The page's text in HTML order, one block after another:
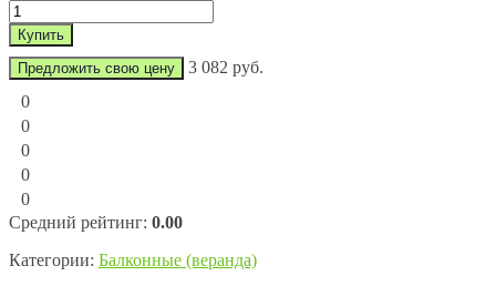
Предложить свою цену
3 082 руб.
0
0
0
0
0
Средний рейтинг: 0.00
Категории: Балконные (веранда)